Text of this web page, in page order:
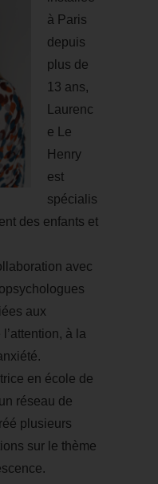
à Paris
depuis
plus de
13 ans,
Laurenc
e Le
Henry
est
spécialis
des enfants et
avec
aux
à la
en école de
réseau de
plusieurs
sur le thème